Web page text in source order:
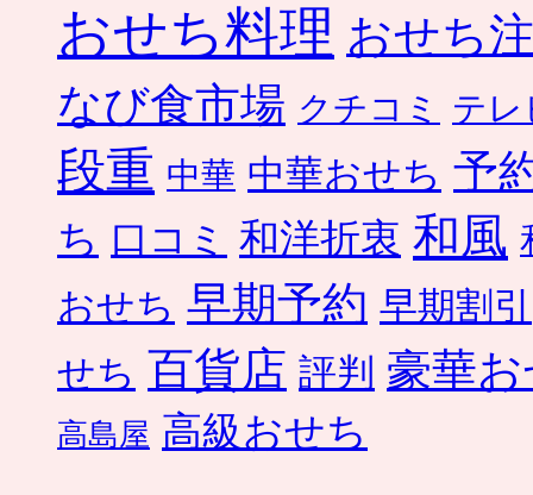
おせち料理 おせち
なび食市場 クチコミ テレ
段重 中華 中華おせち 予
ち 口コミ 和洋折衷 和風
おせち 早期予約 早期割引
せち 百貨店 評判 豪華
高島屋 高級おせち